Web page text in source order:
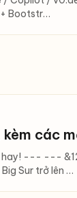
+ Bootstr…
các
hay! --- ---
Sur trở lên …